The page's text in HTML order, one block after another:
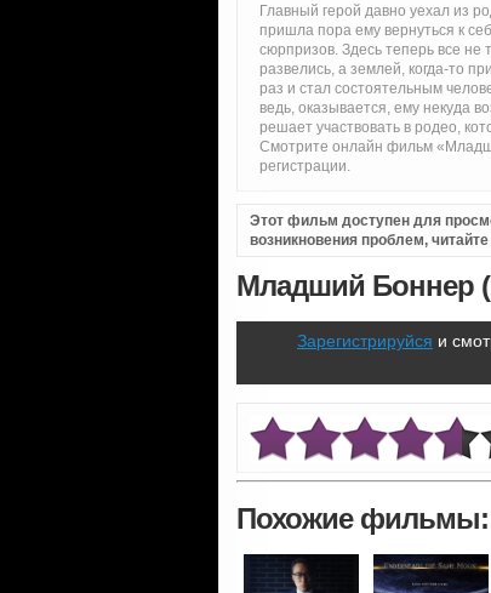
Главный герой давно уехал из
пришла пора ему вернуться к
сюрпризов. Здесь теперь все не
развелись, а землей, когда-то
раз и стал состоятельным
ведь, оказывается, ему некуда
решает участвовать в родео,
Смотрите онлайн фильм
регистрации.
Этот фильм доступен для
возникновения проблем,
Младший Боннер
Зарегистрируйся и
Похожие фильмы: